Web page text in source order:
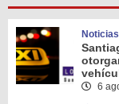
Noticias
6